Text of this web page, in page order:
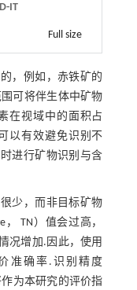
IT
Full size
，例如，赤铁矿的
可将伴生体中矿物
在视域中的面积占
以有效避免识别不
进行矿物识别与含
少，而非目标矿物
TN）值会过高，
况增加.因此，使用
准确率.识别精度
为本研究的评价指